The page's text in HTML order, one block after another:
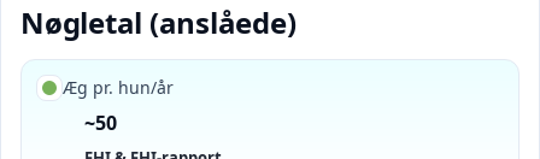
Nøgletal (anslåede)
Æg pr. hun/år
~50